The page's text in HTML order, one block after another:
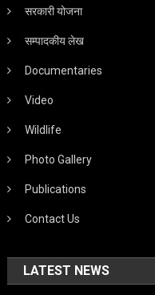
सरकारी योजना
सम्पादकीय लेख
Documentaries
Video
Wildlife
Photo Gallery
Publications
Contact Us
LATEST NEWS